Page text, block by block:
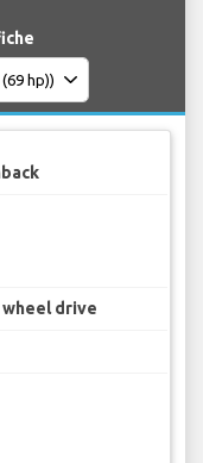
drive